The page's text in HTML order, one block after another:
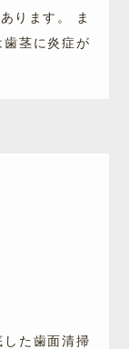
ります。 ま
茎に炎症が
た歯面清掃